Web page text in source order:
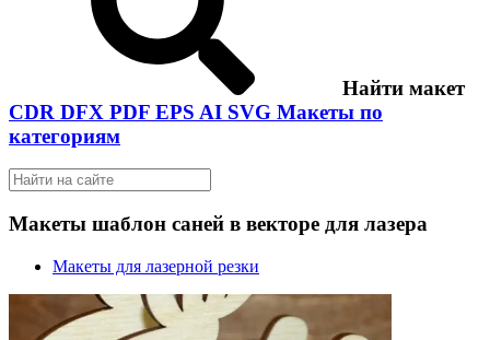
Найти макет
CDR DFX PDF EPS AI SVG Макеты по
категориям
Макеты шаблон саней в векторе для лазера
Макеты для лазерной резки